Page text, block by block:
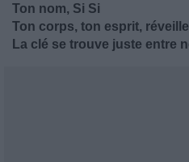
Ton nom, Si Si
Ton corps, ton esprit,
La clé se trouve juste entre